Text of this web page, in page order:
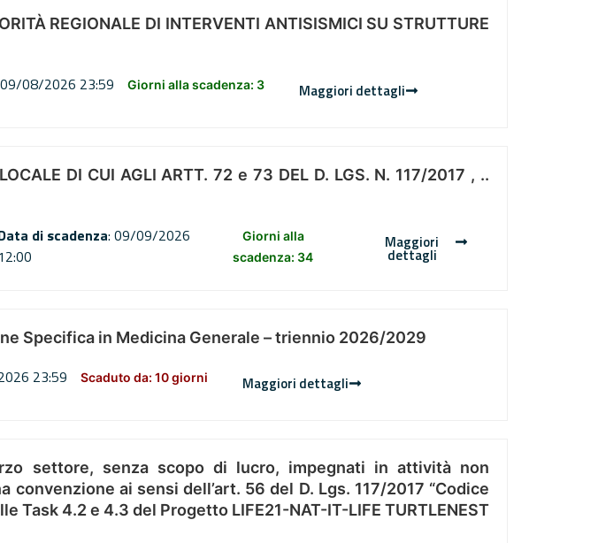
REGIONALE DI INTERVENTI ANTISISMICI SU STRUTTURE
08/2026 23:59 Giorni alla scadenza: 3 Maggiori dettagli
DI CUI AGLI ARTT. 72 e 73 DEL D. LGS. N. 117/2017 , ..
di scadenza: 09/09/2026
Giorni alla
scadenza: 34
Maggiori
dettagli
Specifica in Medicina Generale – triennio 2026/2029
23:59 Scaduto da: 10 giorni Maggiori dettagli
settore, senza scopo di lucro, impegnati in attività non
ai sensi dell’art. 56 del D. Lgs. 117/2017 “Codice
4.2 e 4.3 del Progetto LIFE21-NAT-IT-LIFE TURTLENEST